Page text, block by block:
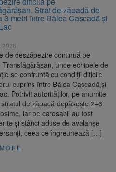
public
pe DN1E Brașov
Două
fiscală de
la Brașov după
putea deveni
a Victimelor
Strat de zăpadă de
3 metri între Bâlea Cascadă și
2026
de deszăpezire continuă pe
Transfăgărășan, unde echipele de
se confruntă cu condiții dificile
cuprins între Bâlea Cascadă și
Potrivit autorităților, pe anumite
de zăpadă depășește 2–3
iar pe carosabil au fost
și stânci aduse de avalanșe
ceea ce îngreunează […]